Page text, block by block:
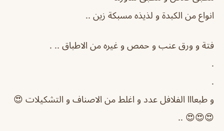
انواع من الكبدة و لذيذه مسبكة زين ..
فتة و ورق عنب و حمص و غيره من الاطباق .. .
.
.
و طبعااا الفلافل عدد و اغلط من الاصناف و التشكيلات 😍
😍😍😍 ..